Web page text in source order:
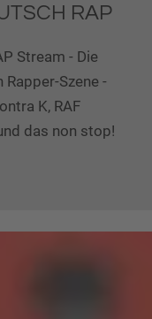
RAP
Stream - Die
Szene -
K, RAF
das non stop!